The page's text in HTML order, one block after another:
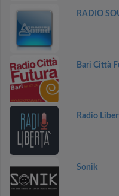
RADIO
Bari Città
Radio
Sonik